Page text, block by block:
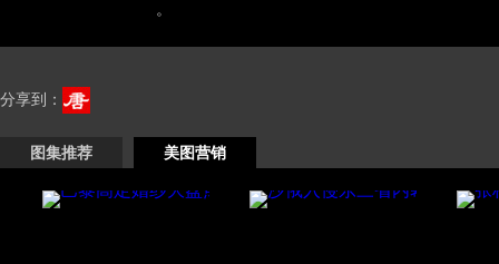
。
分享到：
图集推荐 美图营销